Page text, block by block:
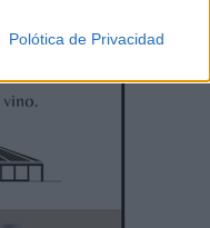
Polótica de Privacidad